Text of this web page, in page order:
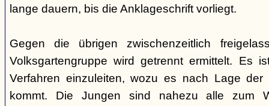
lange dauern, bis die Anklageschrift vorliegt.
Gegen die übrigen zwischenzeitlich
Volksgartengruppe wird getrennt ermittelt. Es
Verfahren einzuleiten, wozu es nach Lage
kommt. Die Jungen sind nahezu alle zum